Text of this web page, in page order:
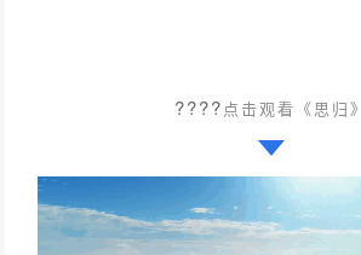
???? 点击观看《思归》